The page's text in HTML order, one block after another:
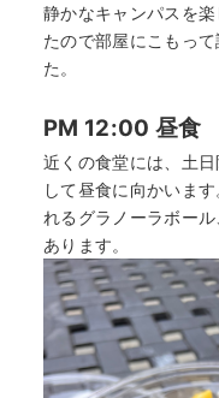
静かなキャンパスを
たので部屋にこもっ
た。
PM 12:00 昼食
近くの食堂には、土
して昼食に向かいま
れるグラノーラボー
あります。